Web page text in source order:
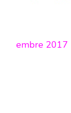
embre 2017